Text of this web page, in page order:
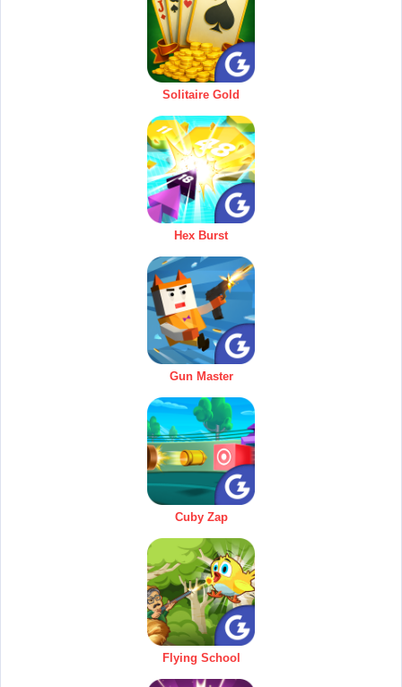
Solitaire Gold
Hex Burst
Gun Master
Cuby Zap
Flying School